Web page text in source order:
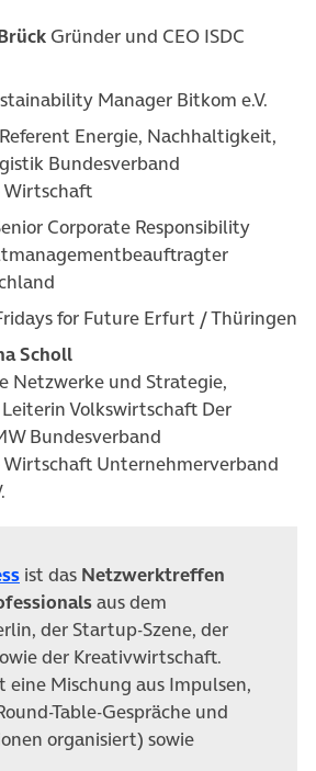
Gründer und CEO ISDC
Manager Bitkom e.V.
Referent Energie, Nachhaltigkeit,
Bundesverband
Corporate Responsibility
for Future Erfurt / Thüringen
Scholl
Netzwerke und Strategie,
Volkswirtschaft Der
Bundesverband
Unternehmerverband
ist das Netzwerktreffen
aus dem
der Startup-Szene, der
der Kreativwirtschaft.
eine Mischung aus Impulsen,
Table-Gespräche und
organisiert) sowie